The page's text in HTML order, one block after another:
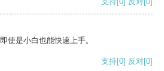
使是小白也能快速上手。
支持[0] 反对[0]